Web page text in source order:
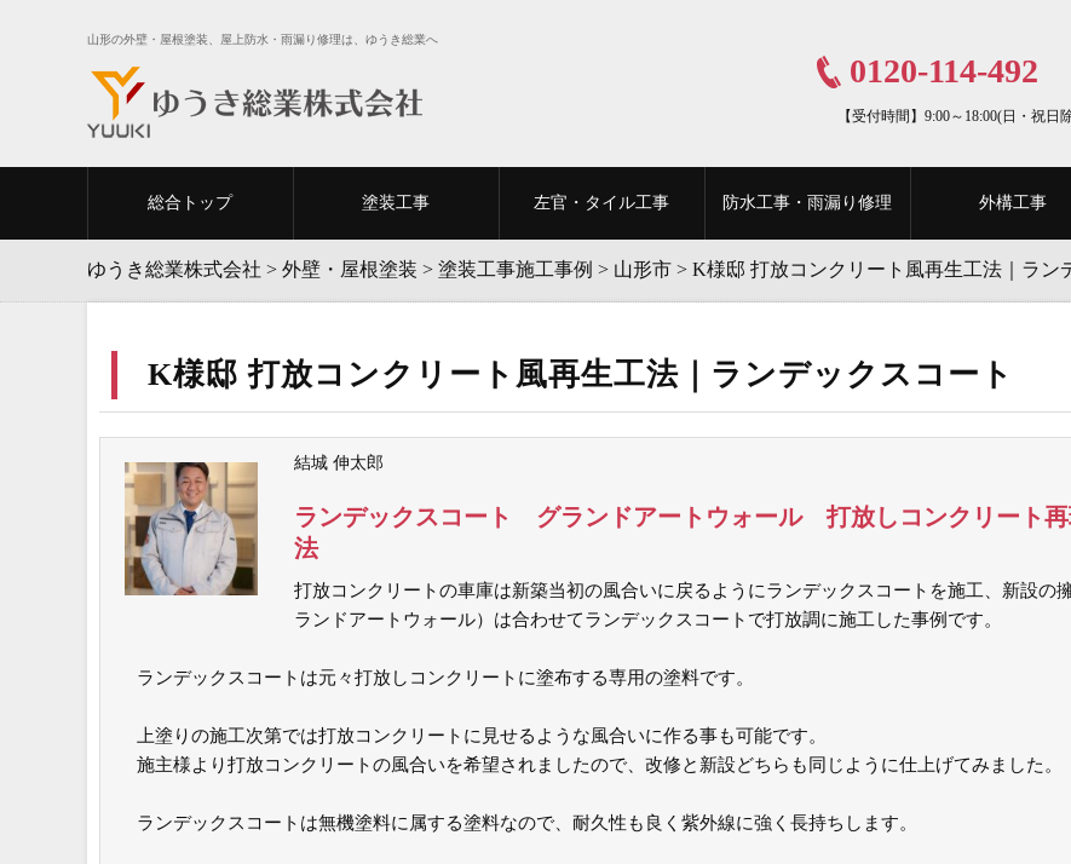
山形の外壁・屋根塗装、屋上防水・雨漏り修理は、ゆうき総業へ
0120-114-492
【受付時間】9:00～18:00(日・祝日
総合トップ 塗装工事 左官・タイル工事 防水工事・雨漏り修理 外構工事
ゆうき総業株式会社 > 外壁・屋根塗装 > 塗装工事施工事例 > 山形市 > K様邸 打放コンクリート風再生工法｜ラン
K様邸 打放コンクリート風再生工法｜ランデックスコート
結城 伸太郎
ランデックスコート グランドアートウォール 打放しコンクリート
法
打放コンクリートの車庫は新築当初の風合いに戻るようにランデックスコートを施工、新設の
ランドアートウォール）は合わせてランデックスコートで打放調に施工した事例です。
ランデックスコートは元々打放しコンクリートに塗布する専用の塗料です。
上塗りの施工次第では打放コンクリートに見せるような風合いに作る事も可能です。
施主様より打放コンクリートの風合いを希望されましたので、改修と新設どちらも同じように仕上げてみました。
ランデックスコートは無機塗料に属する塗料なので、耐久性も良く紫外線に強く長持ちします。